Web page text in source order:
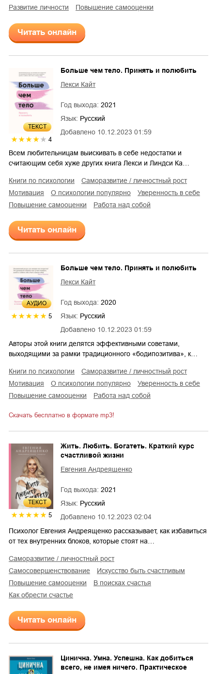
развитие личности
повышение самооценки
Читать онлайн
ТЕКСТ
4
Добавлено 10.12.2023 01:59
Больше чем тело. Принять и полюбить
Лекси Кайт
Год выхода: 2021
Язык: Русский
Всем любительницам выискивать в себе недостатки и
считающим себя хуже других книга Лекси и Линдси Ка…
книги по психологии
саморазвитие / личностный рост
мотивация
о психологии популярно
уверенность в себе
повышение самооценки
работа над собой
Читать онлайн
AУДИО
5
Добавлено 10.12.2023 01:59
Больше чем тело. Принять и полюбить
Лекси Кайт
Год выхода: 2020
Язык: Русский
Авторы этой книги делятся эффективными советами,
выходящими за рамки традиционного «бодипозитива», к…
книги по психологии
саморазвитие / личностный рост
мотивация
о психологии популярно
уверенность в себе
повышение самооценки
работа над собой
Скачать бесплатно в формате mp3!
ТЕКСТ
5 Добавлено 10.12.2023 02:04
Жить. Любить. Богатеть. Краткий курс
счастливой жизни
Евгения Андреященко
Год выхода: 2021
Язык: Русский
Психолог Евгения Андреященко рассказывает, как избавиться
от тех внутренних блоков, которые стоят на…
саморазвитие / личностный рост
самосовершенствование
искусство быть счастливым
повышение самооценки
в поисках счастья
как обрести счастье
Читать онлайн
Цинична. Умна. Успешна. Как добиться
всего, не имея ничего. Практическое